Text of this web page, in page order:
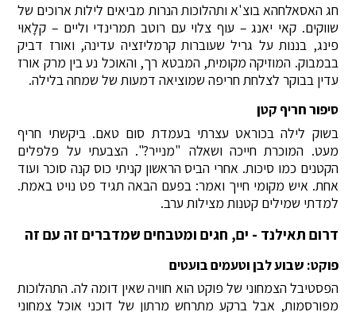
חג האסאלחהא בוצ'א ותהלוכות הנרות מביאים לילות ארוכים של
שווקים. קאי יאנג – עוף צלוי עם רוטב תמרינדי וליים – קלָאוּי
פינג, בננות על גריל שעוברות קרמליזציה עדינה, ואורז דביק
בבמבוק. המוזיקה מקומית, המבטא רך, והאוכל נע בין מרק אורז
עדין בבוקר לצלחת חריפה שמוציאה דמעות של שמחה בלילה.
סיפור חריף קטן
בשוק לילה בכוראט עצרתי בעמדת סום טאם. ביקשתי חריף
מעט. המוכרת חייכה ושאלה "מנייר?". הצבעתי על פלפלים
הקטנים כמו סיכות. אחרי הביס הראשון קניתי כוס קנה סוכר ועוד
אחת. איש מקומי חייך ואמר: בפעם הבאה תגיד פט נויט באמת.
למדתי שמילים קטנות מצילות ערב.
דרום תאילנד - ים, חגים ומטבחים שמדברים זה עם זה
פוקט: שבוע לבן וטעמים בועטים
הפסטיבל הצמחוני של פוקט הוא חוויה שאין דומה לה. התהלוכות
מפורסמות, אבל ברקע מתרחש מרתון של דוכני אוכל צמחוני